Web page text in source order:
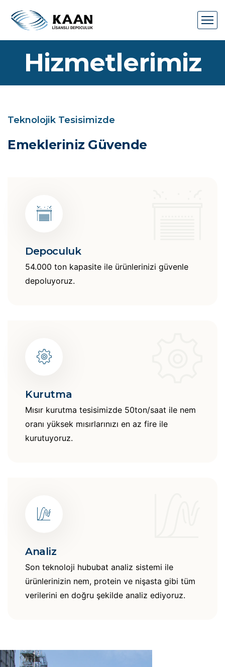
Hizmetlerimiz
Teknolojik Tesisimizde
Emekleriniz Güvende
Depoculuk
54.000 ton kapasite ile ürünlerinizi güvenle
depoluyoruz.
Kurutma
Mısır kurutma tesisimizde 50ton/saat ile nem
oranı yüksek mısırlarınızı en az fire ile
kurutuyoruz.
Analiz
Son teknoloji hububat analiz sistemi ile
ürünlerinizin nem, protein ve nişasta gibi tüm
verilerini en doğru şekilde analiz ediyoruz.